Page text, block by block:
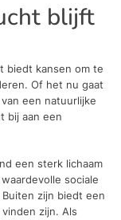
blijft
biedt kansen om te
Of het nu gaat
een natuurlijke
bij aan een
een sterk lichaam
sociale
zijn biedt een
zijn. Als